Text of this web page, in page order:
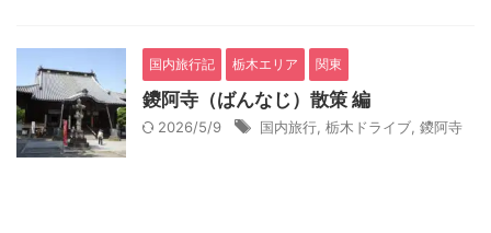
国内旅行記 栃木エリア 関東
鑁阿寺（ばんなじ）散策 編
2026/5/9 国内旅行 栃木ドライブ 鑁阿寺